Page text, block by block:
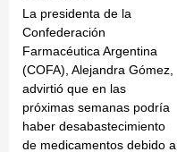
La presidenta de la
Confederación
Farmacéutica Argentina
(COFA), Alejandra Gómez,
advirtió que en las
próximas semanas podría
haber desabastecimiento
de medicamentos debido a